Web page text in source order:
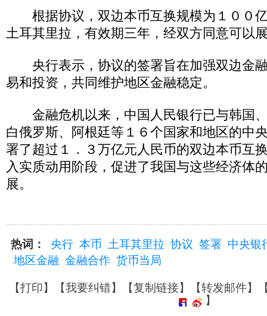
根据协议，双边本币互换规模为１００
土耳其里拉，有效期三年，经双方同意可以
央行表示，协议的签署旨在加强双边金
易和投资，共同维护地区金融稳定。
金融危机以来，中国人民银行已与韩国
白俄罗斯、阿根廷等１６个国家和地区的中
署了超过１．３万亿元人民币的双边本币互
入实质动用阶段，促进了我国与这些经济体
展。
热词： 央行 本币 土耳其里拉 协议 签署 中央银
地区金融 金融合作 货币当局
【打印】【我要纠错】【复制链接】【转发邮件】
】